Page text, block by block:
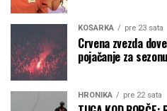
KOŠARKA pre 23 sata
Crvena zvezda
pojačanje za
HRONIKA pre 22 sata